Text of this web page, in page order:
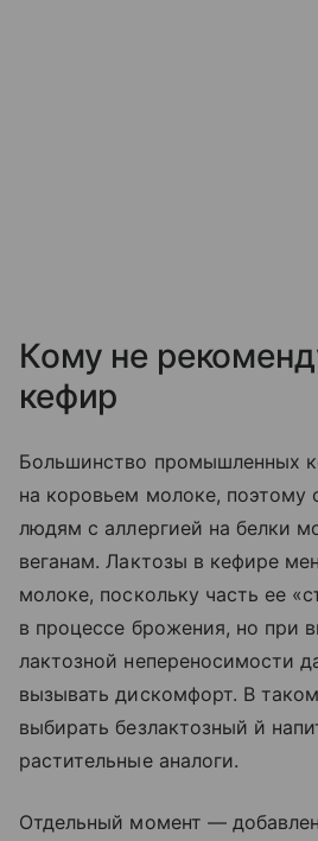
Кому не
кефир
Большинство промышленных
на коровьем молоке, поэтому
людям с аллергией на белки
веганам. Лактозы в кефире
молоке, поскольку часть ее
в процессе брожения, но при
лактозной непереносимости
вызывать дискомфорт. В
выбирать безлактозный й
растительные аналоги.
Отдельный момент —